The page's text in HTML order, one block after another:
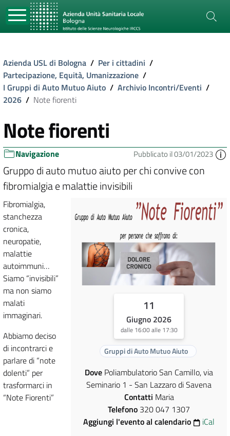
Azienda USL di Bologna / Per i cittadini /
Partecipazione, Equità, Umanizzazione /
I Gruppi di Auto Mutuo Aiuto / Archivio Incontri/Eventi /
2026 / Note fiorenti
Note fiorenti
Navigazione Pubblicato il 03/01/2023
Gruppo di auto mutuo aiuto per chi convive con
fibromialgia e malattie invisibili
11
Giugno 2026
dalle 16:00 alle 17:30
Gruppi di Auto Mutuo Aiuto
Dove Poliambulatorio San Camillo, via
Seminario 1 - San Lazzaro di Savena
Contatti Maria
Telefono 320 047 1307
Aggiungi l'evento al calendario
iCal
Fibromialgia,
stanchezza
cronica,
neuropatie,
malattie
autoimmuni…
Siamo “invisibili”
ma non siamo
malati
immaginari.
Abbiamo deciso
di incontrarci e
parlare di “note
dolenti” per
trasformarci in
“Note Fiorenti”